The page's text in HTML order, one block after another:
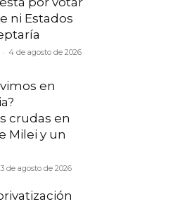
ni Estados
- 4 de agosto de 2026
en
crudas en
Milei y un
3 de agosto de 2026